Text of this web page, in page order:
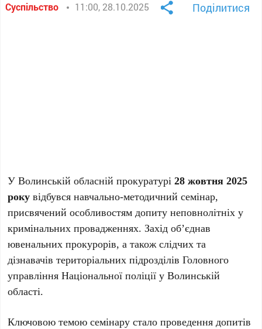
Суспільство 11:00, 28.10.2025 Поділитися
У Волинській обласній прокуратурі28 жовтня 2025
року відбувся навчально-методичний семінар,
присвячений особливостям допиту неповнолітніх у
кримінальних провадженнях. Захід об’єднав
ювенальних прокурорів, а також слідчих та
дізнавачів територіальних підрозділів Головного
управління Національної поліції у Волинській
області.
Ключовою темою семінару стало проведення допитів